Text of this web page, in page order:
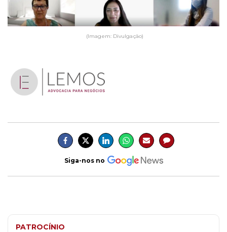
(Imagem: Divulgação)
Siga-nos no
PATROCÍNIO